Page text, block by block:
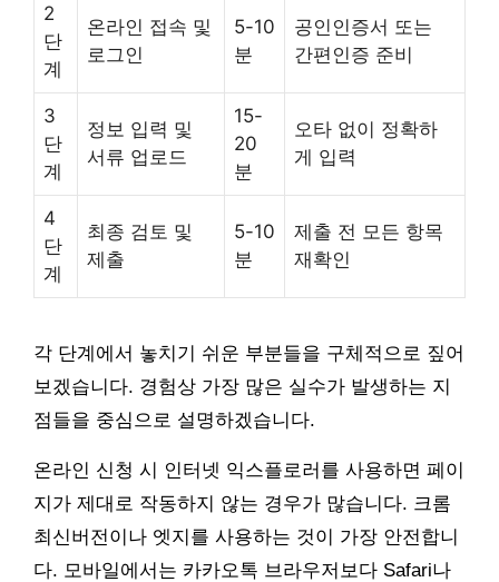
2
단
계
온라인 접속 및
로그인
5-10
분
공인인증서 또는
간편인증 준비
3
단
계
정보 입력 및
서류 업로드
15-
20
분
오타 없이 정확하
게 입력
4
단
계
최종 검토 및
제출
5-10
분
제출 전 모든 항목
재확인
각 단계에서 놓치기 쉬운 부분들을 구체적으로 짚어
보겠습니다. 경험상 가장 많은 실수가 발생하는 지
점들을 중심으로 설명하겠습니다.
온라인 신청 시 인터넷 익스플로러를 사용하면 페이
지가 제대로 작동하지 않는 경우가 많습니다. 크롬
최신버전이나 엣지를 사용하는 것이 가장 안전합니
다. 모바일에서는 카카오톡 브라우저보다 Safari나